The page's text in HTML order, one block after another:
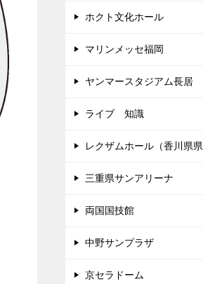
ホクト文化ホール
マリンメッセ福岡
ヤンマースタジアム長居
ライブ 知識
レクザムホール（香川県県
三重県サンアリーナ
両国国技館
中野サンプラザ
京セラドーム